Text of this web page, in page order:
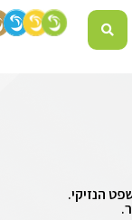
הנזיקי.